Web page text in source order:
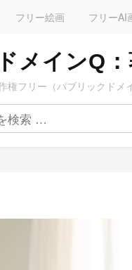
フリー絵画 フリーAI
メインQ
権フリー（パブリックドメ